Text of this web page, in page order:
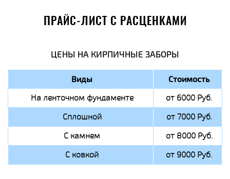
ПРАЙС-ЛИСТ С РАСЦЕНКАМИ
ЦЕНЫ НА КИРПИЧНЫЕ ЗАБОРЫ
Виды Стоимость
На ленточном фундаменте
от 6000 Руб.
Сплошной
от 7000 Руб.
С камнем
от 8000 Руб.
С ковкой
от 9000 Руб.